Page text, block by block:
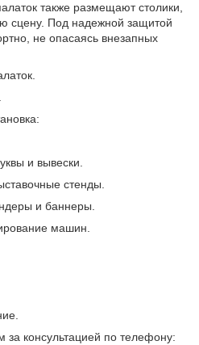
также размещают столики,
сцену. Под надежной защитой
не опасаясь внезапных
и вывески.
стенды.
и баннеры.
машин.
за консультацией по телефону: